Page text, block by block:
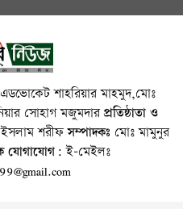
এডভোকেট শাহরিয়ার মাহমুদ,মোঃ
সোহাগ মজুমদারপ্রতিষ্ঠাতা ও
ইসলাম শরীফসম্পাদকঃ মোঃ মামুনুর
যোগাযোগ: ই-মেইলঃ